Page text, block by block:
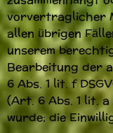
vorvertraglicher
allen übrigen
unserem
Bearbeitung der
6 Abs. 1 lit. f
(Art. 6 Abs. 1 lit.
wurde; die